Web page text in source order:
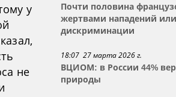
у
не
Почти половина
жертвами нападений или
дискриминации
18:07 27 марта 2026 г.
ВЦИОМ: в России 44%
природы